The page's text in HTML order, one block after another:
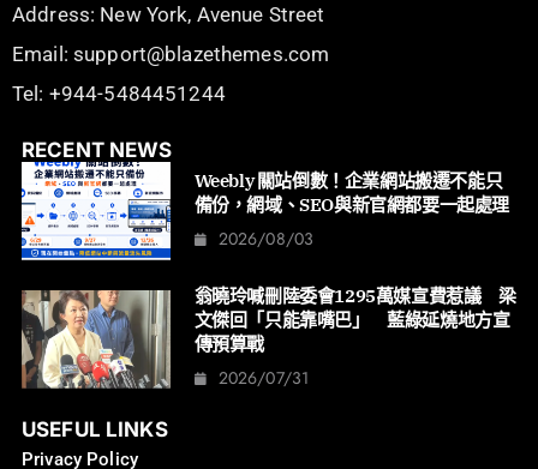
Address: New York, Avenue Street
Email: support@blazethemes.com
Tel: +944-5484451244
RECENT NEWS
Weebly 關站倒數！企業網站搬遷不能只
備份，網域、SEO與新官網都要一起處理
2026/08/03
翁曉玲喊刪陸委會1295萬媒宣費惹議 梁
文傑回「只能靠嘴巴」 藍綠延燒地方宣
傳預算戰
2026/07/31
USEFUL LINKS
Privacy Policy